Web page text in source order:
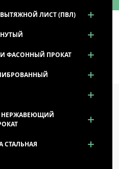
ЛИСТ (ПВЛ)
ФАСОННЫЙ ПРОКАТ
НЕРЖАВЕЮЩИЙ
СТАЛЬНАЯ